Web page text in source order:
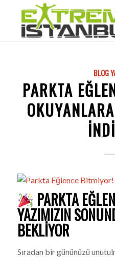
BLOG
PARKTA
PARKTA
YAZIMIZIN
BEKLIYOR
Sıradan bir gününüzü